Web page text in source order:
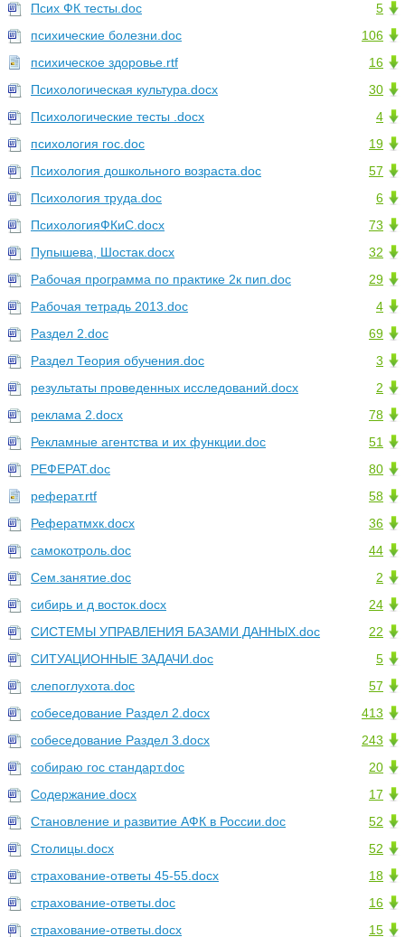
5
Псих ФК тесты.doc
106
психические болезни.doc
16
психическое здоровье.rtf
30
Психологическая культура.docx
4
Психологические тесты .docx
19
психология гос.doc
57
Психология дошкольного возраста.doc
6
Психология труда.doc
73
ПсихологияФКиС.docx
32
Пупышева, Шостак.docx
29
Рабочая программа по практике 2к пип.doc
4
Рабочая тетрадь 2013.doc
69
Раздел 2.doc
3
Раздел Теория обучения.doc
2
результаты проведенных исследований.docx
78
реклама 2.docx
51
Рекламные агентства и их функции.doc
80
РЕФЕРАТ.doc
58
реферат.rtf
36
Рефератмхк.docx
44
самокотроль.doc
2
Сем.занятие.doc
24
сибирь и д восток.docx
22
СИСТЕМЫ УПРАВЛЕНИЯ БАЗАМИ ДАННЫХ.doc
5
СИТУАЦИОННЫЕ ЗАДАЧИ.doc
57
слепоглухота.doc
413
собеседование Раздел 2.docx
243
собеседование Раздел 3.docx
20
собираю гос стандарт.doc
17
Содержание.docx
52
Становление и развитие АФК в России.doc
52
Столицы.docx
18
страхование-ответы 45-55.docx
16
страхование-ответы.doc
15
страхование-ответы.docx